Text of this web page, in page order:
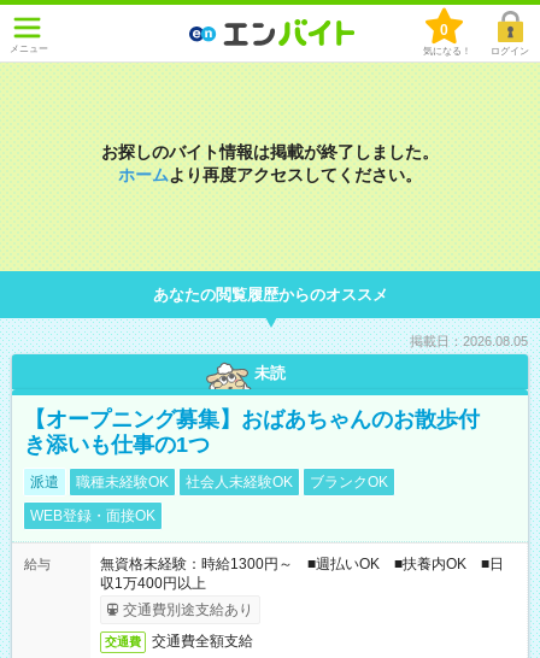
メニュー
0
気になる！ ログイン
お探しのバイト情報は掲載が終了しました。
ホームより再度アクセスしてください。
あなたの閲覧履歴からのオススメ
掲載日：2026.08.05
未読
【オープニング募集】おばあちゃんのお散歩付
き添いも仕事の1つ
派遣 職種未経験OK 社会人未経験OK
ブランクOK
WEB登録・面接OK
給与
無資格未経験：時給1300円～ ■週払いOK ■扶養内OK ■日
収1万400円以上
交通費別途支給あり
交通費 交通費全額支給